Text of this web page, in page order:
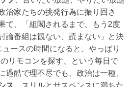
治家たちの挑発行為に振り回さ
て、「組閣されるまで、もう2度
論番組は観ない、読まない」と決
ースの時間になると、やっぱり
リモコンを探す、という毎日で
過酷で理不尽でも、政治は一種、
ス。
スリルとサスペンスに満ちた